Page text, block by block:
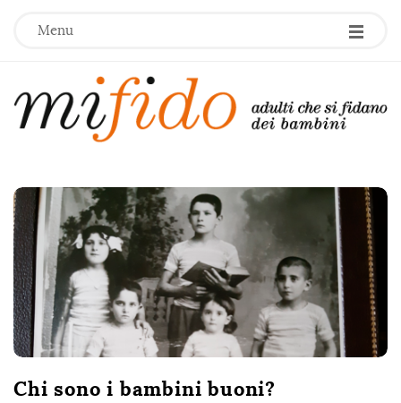
Menu
M
i
F
i
d
o
Chi sono i bambini buoni?